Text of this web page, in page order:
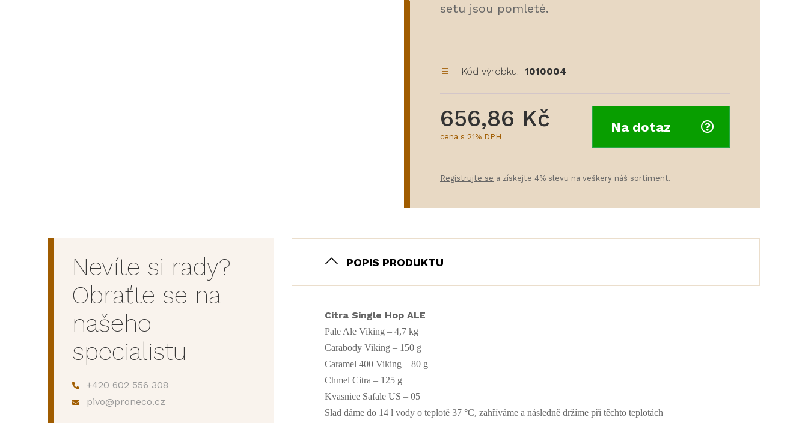
setu jsou pomleté.
Kód výrobku: 1010004
656,86 Kč
cena s 21% DPH
Na dotaz
Registrujte se a získejte 4% slevu na veškerý náš sortiment.
Nevíte si rady?
Obraťte se na
našeho
specialistu
+420 602 556 308
pivo@proneco.cz
POPIS PRODUKTU
Citra Single Hop ALE
Pale Ale Viking – 4,7 kg
Carabody Viking – 150 g
Caramel 400 Viking – 80 g
Chmel Citra – 125 g
Kvasnice Safale US – 05
Slad dáme do 14 l vody o teplotě 37 °C, zahříváme a následně držíme při těchto teplotách